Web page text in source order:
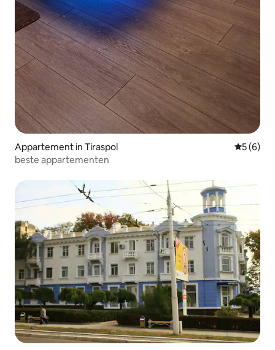
Appartement in Tiraspol
5 (6)
beste appartementen